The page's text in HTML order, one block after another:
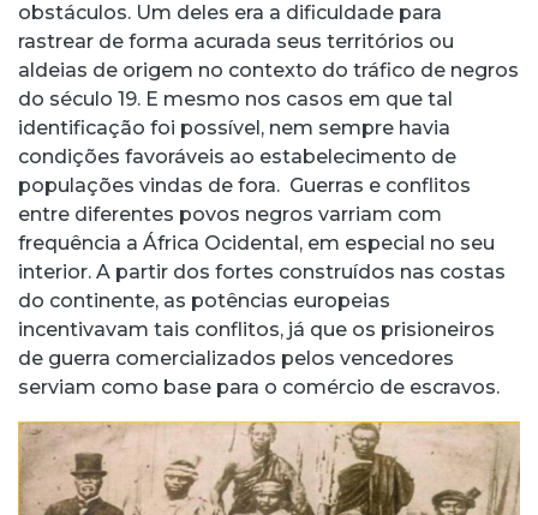
obstáculos. Um deles era a dificuldade para
rastrear de forma acurada seus territórios ou
aldeias de origem no contexto do tráfico de negros
do século 19. E mesmo nos casos em que tal
identificação foi possível, nem sempre havia
condições favoráveis ao estabelecimento de
populações vindas de fora. Guerras e conflitos
entre diferentes povos negros varriam com
frequência a África Ocidental, em especial no seu
interior. A partir dos fortes construídos nas costas
do continente, as potências europeias
incentivavam tais conflitos, já que os prisioneiros
de guerra comercializados pelos vencedores
serviam como base para o comércio de escravos.